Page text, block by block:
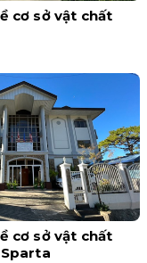
cơ sở vật chất
cơ sở vật chất